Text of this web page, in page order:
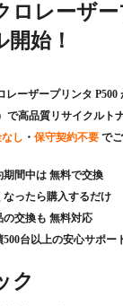
ロレーザ
始！
レーザープリンタ P500
で高品質リサイクルト
し ・ 保守契約不要でご
期間中は 無料で交換
なったら購入するだけ
の交換も 無料対応
台以上の安心サポー
ク